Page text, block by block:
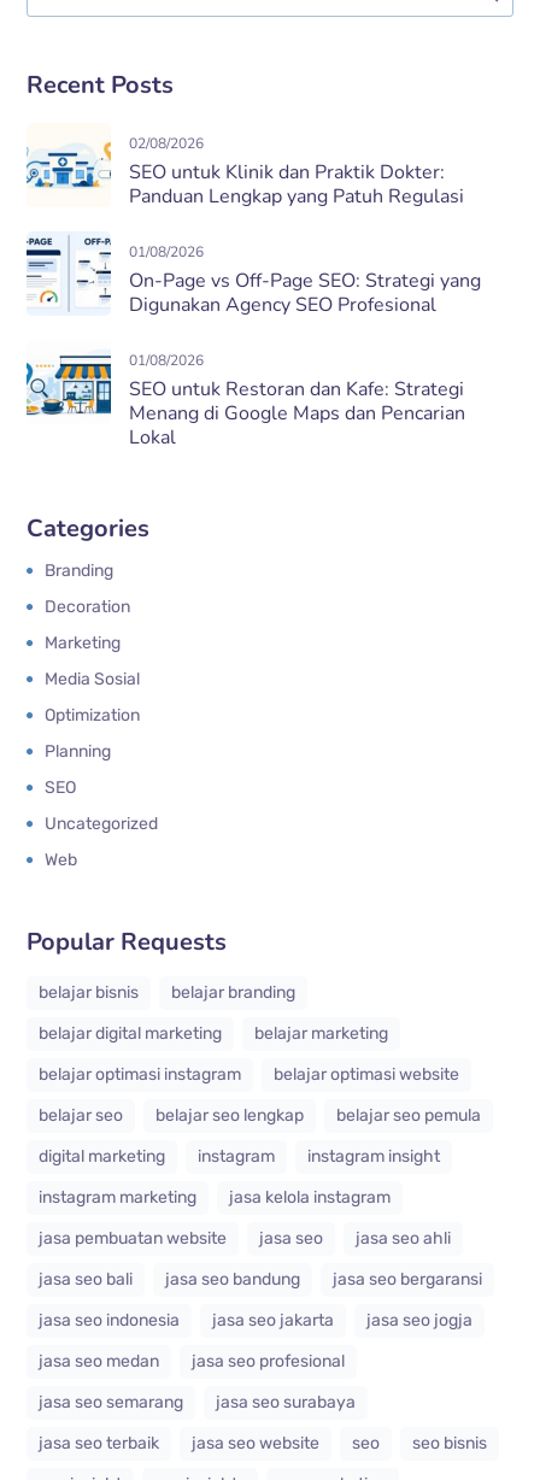
Recent Posts
02/08/2026
SEO untuk Klinik dan Praktik Dokter:
Panduan Lengkap yang Patuh Regulasi
01/08/2026
On-Page vs Off-Page SEO: Strategi yang
Digunakan Agency SEO Profesional
01/08/2026
SEO untuk Restoran dan Kafe: Strategi
Menang di Google Maps dan Pencarian
Lokal
Categories
Branding
Decoration
Marketing
Media Sosial
Optimization
Planning
SEO
Uncategorized
Web
Popular Requests
belajar bisnis
belajar branding
belajar digital marketing
belajar marketing
belajar optimasi instagram
belajar optimasi website
belajar seo
belajar seo lengkap
belajar seo pemula
digital marketing
instagram
instagram insight
instagram marketing
jasa kelola instagram
jasa pembuatan website
jasa seo
jasa seo ahli
jasa seo bali
jasa seo bandung
jasa seo bergaransi
jasa seo indonesia
jasa seo jakarta
jasa seo jogja
jasa seo medan
jasa seo profesional
jasa seo semarang
jasa seo surabaya
jasa seo terbaik
jasa seo website seo
seo bisnis